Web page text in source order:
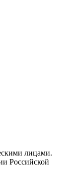
лицами.
Российской